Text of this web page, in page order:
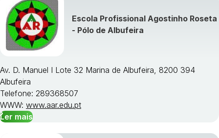
Escola Profissional Agostinho Roseta
- Pólo de Albufeira
Av. D. Manuel I Lote 32 Marina de Albufeira, 8200 394
Albufeira
Telefone: 289368507
WWW: www.aar.edu.pt
Ler mais